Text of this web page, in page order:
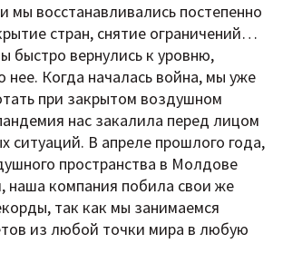
мы восстанавливались постепенно
стран, снятие ограничений…
быстро вернулись к уровню,
Когда началась война, мы уже
при закрытом воздушном
нас закалила перед лицом
ситуаций. В апреле прошлого года,
пространства в Молдове
наша компания побила свои же
так как мы занимаемся
из любой точки мира в любую